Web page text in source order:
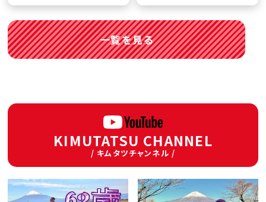
一覧を見る
KIMUTATSU CHANNEL
/ キムタツチャンネル /